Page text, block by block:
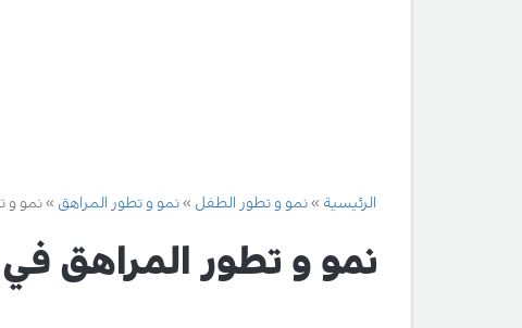
الرئيسية نمو و تطور الطفل نمو و تطور المراهق نمو و
نمو و تطور المراهق في عمر 13إلى